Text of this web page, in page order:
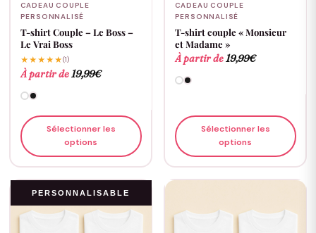
CADEAU COUPLE
PERSONNALISÉ
T-shirt Couple – Le Boss –
Le Vrai Boss
★★★★★(1)
À partir de19,99€
Sélectionner les
options
CADEAU COUPLE
PERSONNALISÉ
T-shirt couple « Monsieur
et Madame »
À partir de19,99€
Sélectionner les
options
PERSONNALISABLE